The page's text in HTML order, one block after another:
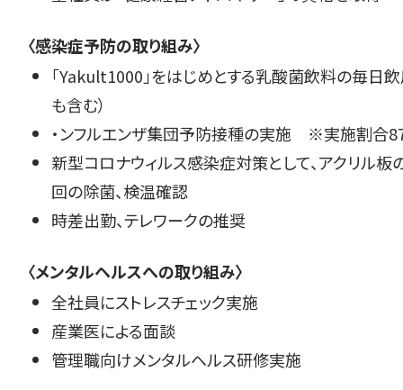
〈感染症予防の取り組み〉
「Yakult1000」をはじめとする乳酸菌飲料の毎日
も含む）
・ンフルエンザ集団予防接種の実施 ※実施割合
新型コロナウィルス感染症対策として、アクリル板
回の除菌、検温確認
時差出勤、テレワークの推奨
〈メンタルヘルスへの取り組み〉
全社員にストレスチェック実施
産業医による面談
管理職向けメンタルヘルス研修実施